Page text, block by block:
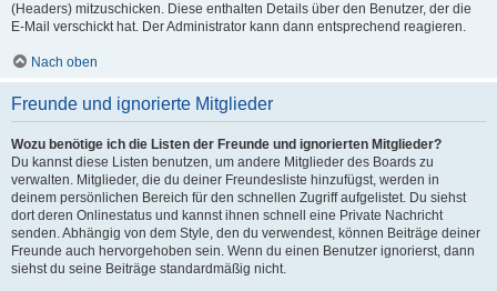
(Headers) mitzuschicken. Diese enthalten Details über den Benutzer, der die
E-Mail verschickt hat. Der Administrator kann dann entsprechend reagieren.
Nach oben
Freunde und ignorierte Mitglieder
Wozu benötige ich die Listen der Freunde und ignorierten Mitglieder?
Du kannst diese Listen benutzen, um andere Mitglieder des Boards zu
verwalten. Mitglieder, die du deiner Freundesliste hinzufügst, werden in
deinem persönlichen Bereich für den schnellen Zugriff aufgelistet. Du siehst
dort deren Onlinestatus und kannst ihnen schnell eine Private Nachricht
senden. Abhängig von dem Style, den du verwendest, können Beiträge deiner
Freunde auch hervorgehoben sein. Wenn du einen Benutzer ignorierst, dann
siehst du seine Beiträge standardmäßig nicht.